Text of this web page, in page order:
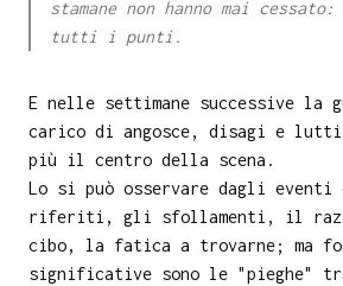
stamane non hanno mai cessato:
tutti i punti.
E nelle settimane successive la
carico di angosce, disagi e lutti,
più il centro della scena.
Lo si può osservare dagli eventi
riferiti, gli sfollamenti, il
cibo, la fatica a trovarne; ma
significative sono le "pieghe"